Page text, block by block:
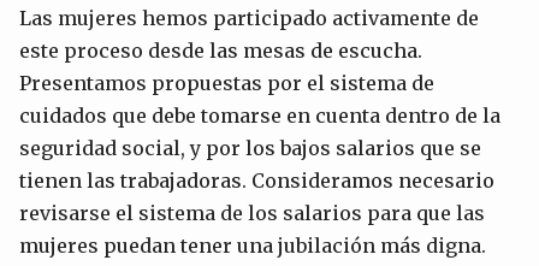
Las mujeres hemos participado activamente de
este proceso desde las mesas de escucha.
Presentamos propuestas por el sistema de
cuidados que debe tomarse en cuenta dentro de la
seguridad social, y por los bajos salarios que se
tienen las trabajadoras. Consideramos necesario
revisarse el sistema de los salarios para que las
mujeres puedan tener una jubilación más digna.